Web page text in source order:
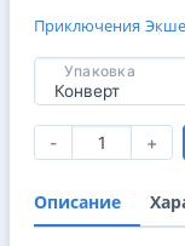
Приключения
Упаковка
- +
Описание